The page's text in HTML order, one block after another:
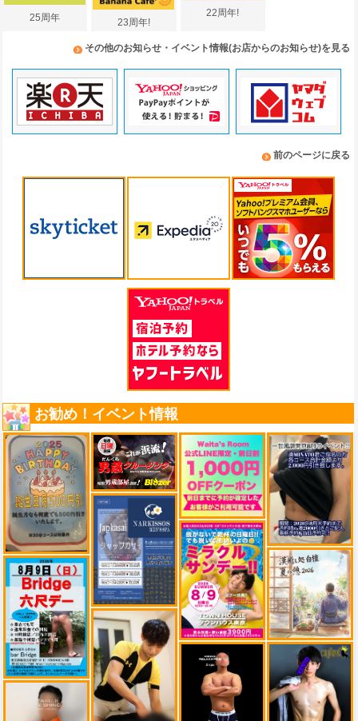
25周年 23周年!
22周年!
その他のお知らせ・イベント情報(お店からのお知らせ)を見る
前のページに戻る
お勧め！イベント情報